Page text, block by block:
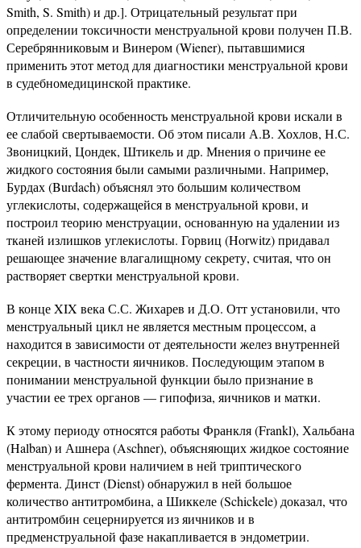
Smith, S. Smith) и др.]. Отрицательный результат при
определении токсичности менструальной крови получен П.В.
Серебрянниковым и Винером (Wiener), пытавшимися
применить этот метод для диагностики менструальной крови
в судебномедицинской практике.
Отличительную особенность менструальной крови искали в
ее слабой свертываемости. Об этом писали А.В. Хохлов, Н.С.
Звоницкий, Цондек, Штикель и др. Мнения о причине ее
жидкого состояния были самыми различными. Например,
Бурдах (Burdach) объяснял это большим количеством
углекислоты, содержащейся в менструальной крови, и
построил теорию менструации, основанную на удалении из
тканей излишков углекислоты. Горвиц (Horwitz) придавал
решающее значение влагалищному секрету, считая, что он
растворяет свертки менструальной крови.
В конце XIX века С.С. Жихарев и Д.О. Отт установили, что
менструальный цикл не является местным процессом, а
находится в зависимости от деятельности желез внутренней
секреции, в частности яичников. Последующим этапом в
понимании менструальной функции было признание в
участии ее трех органов — гипофиза, яичников и матки.
К этому периоду относятся работы Франкля (Frankl), Хальбана
(Halban) и Ашнера (Aschner), объясняющих жидкое состояние
менструальной крови наличием в ней триптического
фермента. Динст (Dienst) обнаружил в ней большое
количество антитромбина, а Шиккеле (Schickele) доказал, что
антитромбин сецернируется из яичников и в
предменструальной фазе накапливается в эндометрии.